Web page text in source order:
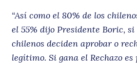
“Así como el 80% de los
el 55% dijo Presidente Boric, si
chilenos deciden aprobar o
legítimo. Si gana el Rechazo es